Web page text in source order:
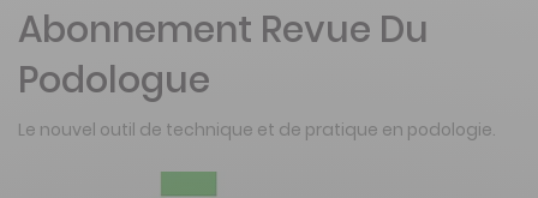
Abonnement Revue Du
Podologue
Le nouvel outil de technique et de pratique en podologie.